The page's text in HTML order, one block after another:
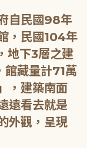
自民國98年
，民國104年
地下3層之建
館藏量計71萬
，建築南面
遠看去就是
外觀，呈現